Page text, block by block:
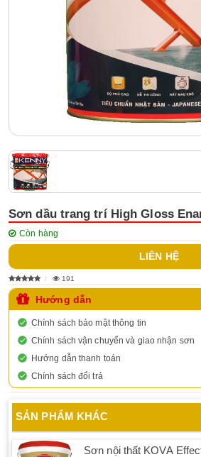
Sơn dầu trang trí High Gloss
Còn hàng
LIÊN HỆ
191
Hướng dẫn
Chính sách bảo mật thông tin
Chính sách vận chuyển và giao nhận sơn
Hướng dẫn thanh toán
Chính sách đổi trả
SẢN PHẨM KHÁC
Sơn nội thất KOVA